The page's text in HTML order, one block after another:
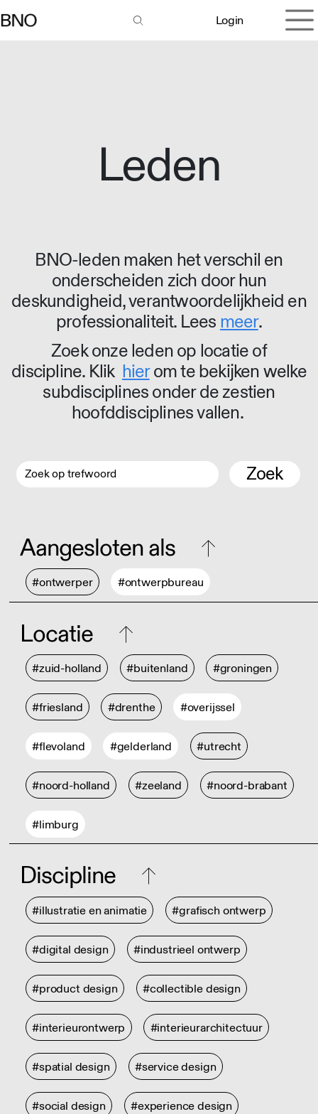
Login
Leden
BNO-leden maken het verschil en
onderscheiden zich door hun
deskundigheid, verantwoordelijkheid en
professionaliteit. Lees meer.
Zoek onze leden op locatie of
discipline. Klik hierom te bekijken welke
subdisciplines onder de zestien
hoofddisciplines vallen.
Zoek
Aangesloten als
#ontwerper #ontwerpbureau
Locatie
#zuid-holland #buitenland #groningen
#friesland #drenthe #overijssel
#flevoland #gelderland #utrecht
#noord-holland #zeeland #noord-brabant
#limburg
Discipline
#illustratie en animatie #grafisch ontwerp
#digital design #industrieel ontwerp
#product design #collectible design
#interieurontwerp #interieurarchitectuur
#spatial design #service design
#social design #experience design